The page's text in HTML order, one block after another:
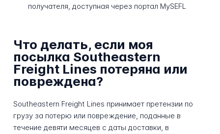
получателя, доступная через портал MySEFL
Что делать, если моя
посылка Southeastern
Freight Lines потеряна или
повреждена?
Southeastern Freight Lines принимает претензии по
грузу за потерю или повреждение, поданные в
течение девяти месяцев с даты доставки, в